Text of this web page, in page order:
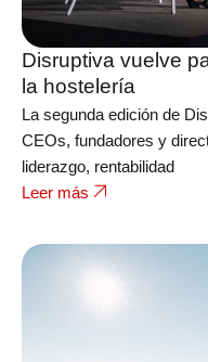
Disruptiva vuelve
la hostelería
La segunda edición de
CEOs, fundadores y
liderazgo, rentabilidad
Leer más